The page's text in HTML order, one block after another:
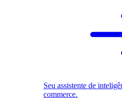
Seu assistente de
commerce.